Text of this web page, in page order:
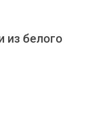
из белого